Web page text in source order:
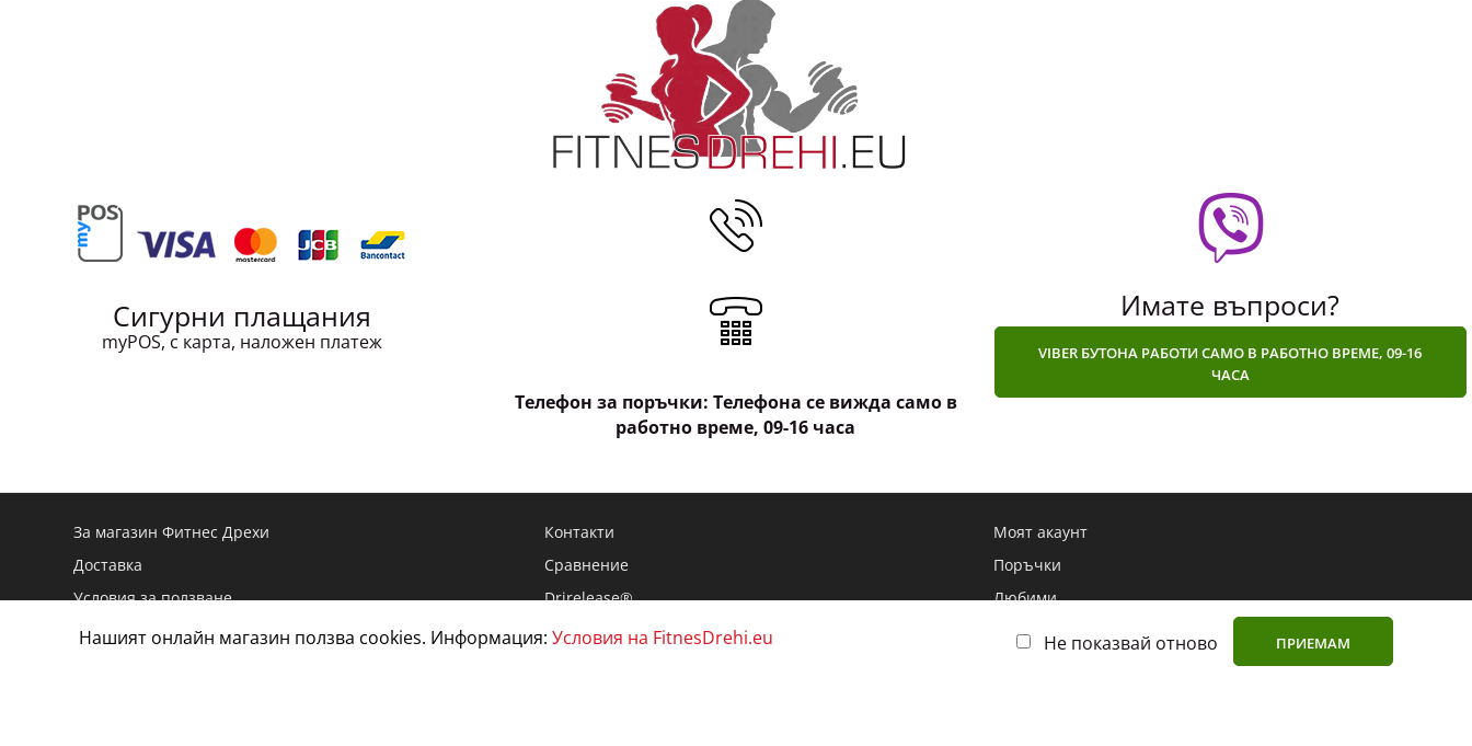
Нашият онлайн магазин ползва cookies. Информация: Условия на FitnesDrehi.eu Не показвай отново ПРИЕМАМ
Сигурни плащания
myPOS, с карта, наложен платеж
Телефон за поръчки: Телефона се вижда само в
работно време, 09-16 часа
Имате въпроси?
VIBER БУТОНА РАБОТИ САМО В РАБОТНО ВРЕМЕ, 09-16
ЧАСА
За магазин Фитнес Дрехи
Доставка
Условия за ползване
Връщане и замяна
Контакти
Сравнение
Drirelease®
Опаковки и рециклиране
Моят акаунт
Поръчки
Любими
Търсене